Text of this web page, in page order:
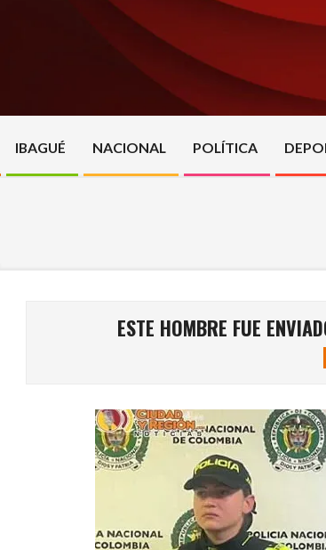
IBAGUÉ NACIONAL POLÍTICA
ESTE HOMBRE FUE